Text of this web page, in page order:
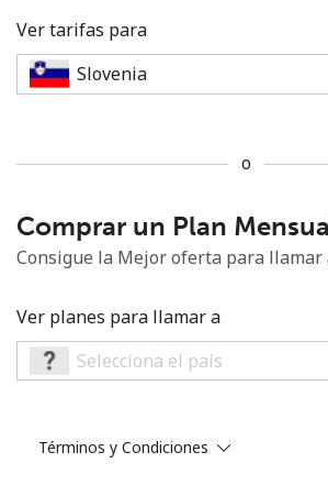
No se ha
Mínimo 8 caracteres
Una letra mayúscula y una minúscula
Un número
Ver tarifas para
o
Comprar un Plan
Consigue la Mejor oferta para llamar
Ver planes para llamar a
Términos y Condiciones